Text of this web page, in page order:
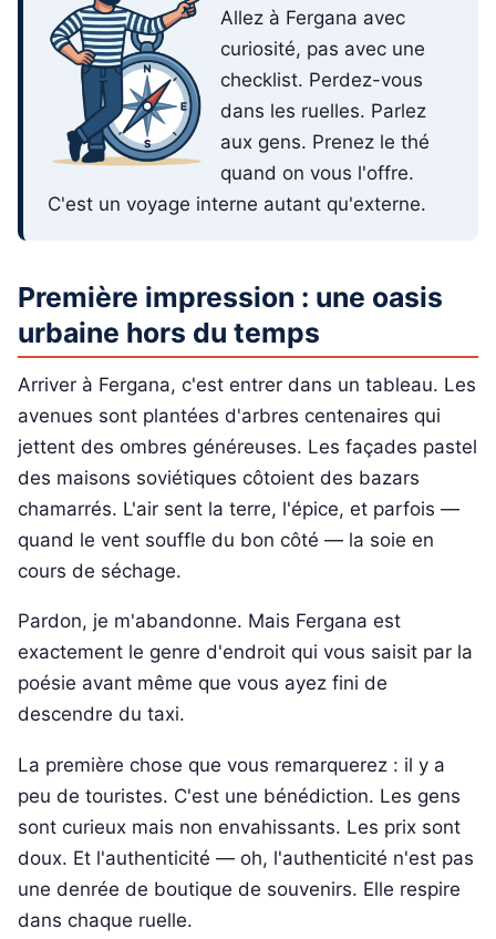
Allez à Fergana avec
curiosité, pas avec une
checklist. Perdez-vous
dans les ruelles. Parlez
aux gens. Prenez le thé
quand on vous l'offre.
C'est un voyage interne autant qu'externe.
Première impression : une oasis
urbaine hors du temps
Arriver à Fergana, c'est entrer dans un tableau. Les
avenues sont plantées d'arbres centenaires qui
jettent des ombres généreuses. Les façades pastel
des maisons soviétiques côtoient des bazars
chamarrés. L'air sent la terre, l'épice, et parfois —
quand le vent souffle du bon côté — la soie en
cours de séchage.
Pardon, je m'abandonne. Mais Fergana est
exactement le genre d'endroit qui vous saisit par la
poésie avant même que vous ayez fini de
descendre du taxi.
La première chose que vous remarquerez : il y a
peu de touristes. C'est une bénédiction. Les gens
sont curieux mais non envahissants. Les prix sont
doux. Et l'authenticité — oh, l'authenticité n'est pas
une denrée de boutique de souvenirs. Elle respire
dans chaque ruelle.